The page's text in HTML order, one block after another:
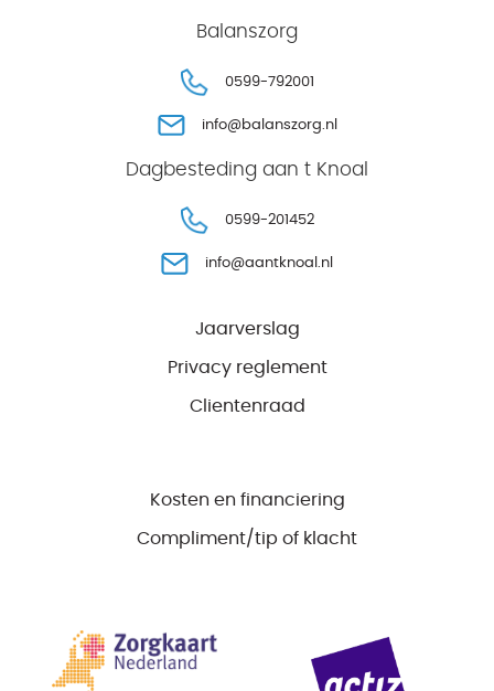
Balanszorg
0599-792001
info@balanszorg.nl
Dagbesteding aan t Knoal
0599-201452
info@aantknoal.nl
Jaarverslag
Privacy reglement
Clientenraad
Kosten en financiering
Compliment/tip of klacht